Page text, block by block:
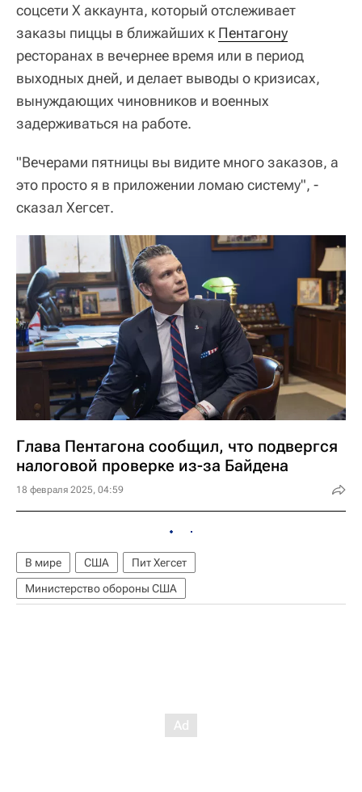
соцсети Х аккаунта, который отслеживает
заказы пиццы в ближайших к Пентагону
ресторанах в вечернее время или в период
выходных дней, и делает выводы о кризисах,
вынуждающих чиновников и военных
задерживаться на работе.
"Вечерами пятницы вы видите много заказов, а
это просто я в приложении ломаю систему", -
сказал Хегсет.
Глава Пентагона сообщил, что подвергся
налоговой проверке из-за Байдена
18 февраля 2025, 04:59
В мире США
Пит Хегсет
Министерство обороны США